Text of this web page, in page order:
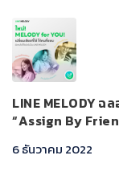
LINE MELODY
“Assign By
6 ธันวาคม 2022